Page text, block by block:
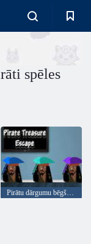
spēles
Pirātu dārgumu bēgšana